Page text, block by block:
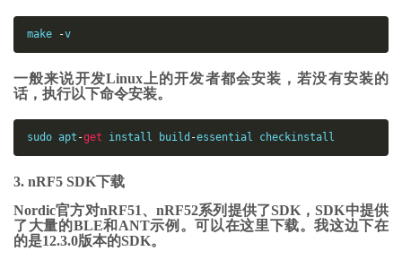
make -v
一般来说开发Linux上的开发者都会安装，若没有安装的
话，执行以下命令安装。
sudo apt -get install build -essential checkinstall
3. nRF5 SDK下载
Nordic官方对nRF51、nRF52系列提供了SDK，SDK中提供
了大量的BLE和ANT示例。可以在这里下载。我这边下在
的是12.3.0版本的SDK。